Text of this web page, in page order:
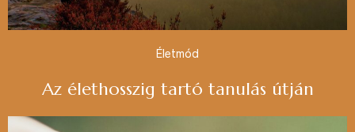
Életmód
Az élethosszig tartó tanulás útján